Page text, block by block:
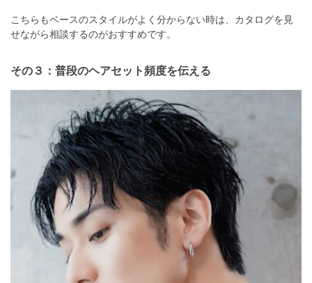
こちらもベースのスタイルがよく分からない時は、カタログを見
せながら相談するのがおすすめです。
その３：普段のヘアセット頻度を伝える